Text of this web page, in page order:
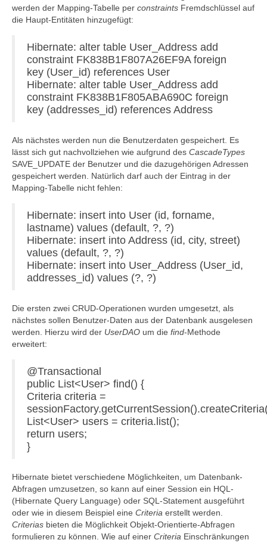
werden der Mapping-Tabelle per constraints Fremdschlüssel auf
die Haupt-Entitäten hinzugefügt:
Hibernate: alter table User_Address add
constraint FK838B1F807A26EF9A foreign
key (User_id) references User
Hibernate: alter table User_Address add
constraint FK838B1F805ABA690C foreign
key (addresses_id) references Address
Als nächstes werden nun die Benutzerdaten gespeichert. Es
lässt sich gut nachvollziehen wie aufgrund des CascadeTypes
SAVE_UPDATE der Benutzer und die dazugehörigen Adressen
gespeichert werden. Natürlich darf auch der Eintrag in der
Mapping-Tabelle nicht fehlen:
Hibernate: insert into User (id, forname,
lastname) values (default, ?, ?)
Hibernate: insert into Address (id, city, street)
values (default, ?, ?)
Hibernate: insert into User_Address (User_id,
addresses_id) values (?, ?)
Die ersten zwei CRUD-Operationen wurden umgesetzt, als
nächstes sollen Benutzer-Daten aus der Datenbank ausgelesen
werden. Hierzu wird der UserDAO um die find-Methode
erweitert:
@Transactional
public List<User> find() {
Criteria criteria =
List<User> users = criteria.list();
return users;
}
Hibernate bietet verschiedene Möglichkeiten, um Datenbank-
Abfragen umzusetzen, so kann auf einer Session ein HQL-
(Hibernate Query Language) oder SQL-Statement ausgeführt
oder wie in diesem Beispiel eine Criteria erstellt werden.
Criterias bieten die Möglichkeit Objekt-Orientierte-Abfragen
formulieren zu können. Wie auf einer Criteria Einschränkungen